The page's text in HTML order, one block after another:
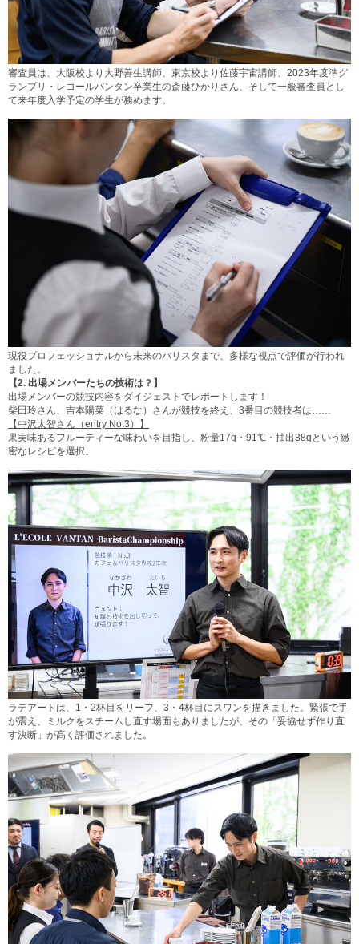
審査員は、大阪校より大野善生講師、東京校より佐藤宇宙講師、2023年度準グ
ランプリ・レコールバンタン卒業生の斎藤ひかりさん、そして一般審査員とし
て来年度入学予定の学生が務めます。
現役プロフェッショナルから未来のバリスタまで、多様な視点で評価が行われ
ました。
【2. 出場メンバーたちの技術は？】
出場メンバーの競技内容をダイジェストでレポートします！
柴田玲さん、吉本陽菜（はるな）さんが競技を終え、3番目の競技者は……
【中沢太智さん（entry No.3）】
果実味あるフルーティーな味わいを目指し、粉量17g・91℃・抽出38gという緻
密なレシピを選択。
ラテアートは、1・2杯目をリーフ、3・4杯目にスワンを描きました。緊張で手
が震え、ミルクをスチームし直す場面もありましたが、その「妥協せず作り直
す決断」が高く評価されました。